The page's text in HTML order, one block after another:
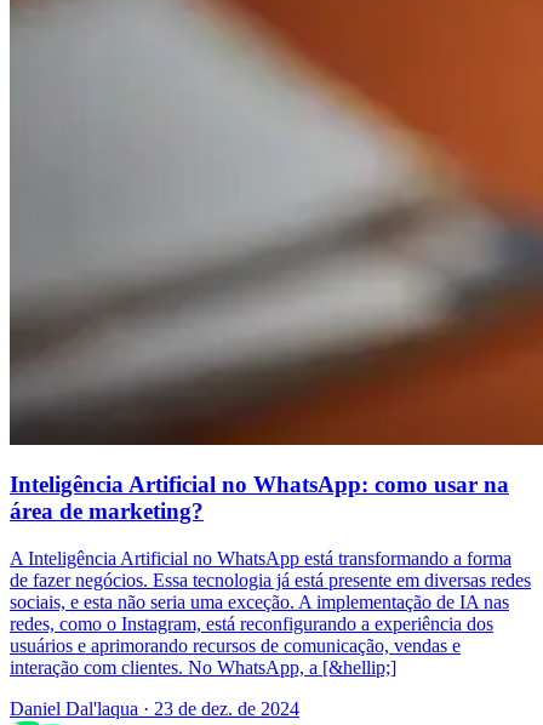
Inteligência Artificial no WhatsApp: como usar na
área de marketing?
A Inteligência Artificial no WhatsApp está transformando a forma
de fazer negócios. Essa tecnologia já está presente em diversas redes
sociais, e esta não seria uma exceção. A implementação de IA nas
redes, como o Instagram, está reconfigurando a experiência dos
usuários e aprimorando recursos de comunicação, vendas e
interação com clientes. No WhatsApp, a [&hellip;]
Daniel Dal'laqua · 23 de dez. de 2024